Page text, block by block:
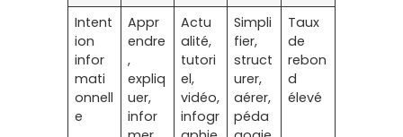
Intent
ion
infor
mati
onnell
e
Appr
endre
,
expliq
uer,
infor
Actu
alité,
tutori
el,
vidéo,
infogr
Simpli
fier,
struct
urer,
aérer,
péda
Taux
de
rebon
d
élevé